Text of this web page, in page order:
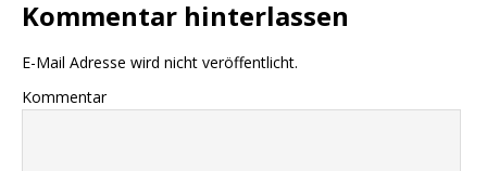
Kommentar hinterlassen
E-Mail Adresse wird nicht veröffentlicht.
Kommentar